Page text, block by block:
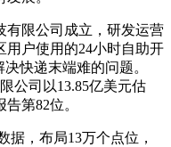
限公司成立，研发运营
用户使用的24小时自助开
快递末端难的问题。
公司以13.85亿美元估
第82位。
，布局13万个点位，